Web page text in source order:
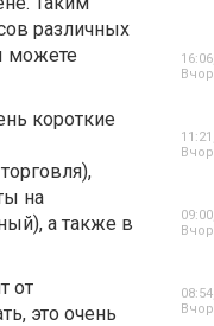
различных
можете
короткие
на
а также в
от
это очень
16:06,
11:21,
09:00,
08:54,